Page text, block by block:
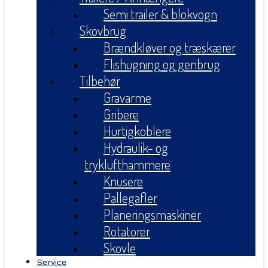
Semi trailer & blokvogn
Skovbrug
Brændkløver og træskærer
Flishugning og genbrug
Tilbehør
Gravarme
Gribere
Hurtigkoblere
Hydraulik- og
tryklufthammere
Knusere
Pallegafler
Planeringsmaskiner
Rotatorer
Skovle
Service